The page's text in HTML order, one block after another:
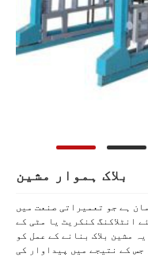
بلاک ہموار مشین
ہے جو تعمیراتی صنعت میں
انٹلاکنگ کنکریٹ یا مٹی کے
مشین بلاک بنانے کے عمل کو
کے نتیجے میں پیداوار کی